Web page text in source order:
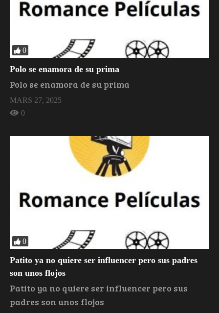
0
Polo se enamora de su prima
Polo se enamora de su prima
MARS 27, 2025
0
0
Patito ya no quiere ser influencer pero sus padres
son unos flojos
Patito ya no quiere ser influencer pero sus
padres son unos flojos